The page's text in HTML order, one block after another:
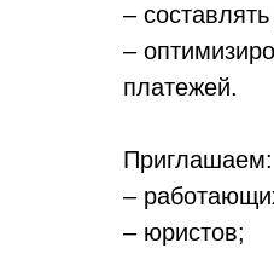
–
–
платежей.
Приглашаем:
–
– юристов;